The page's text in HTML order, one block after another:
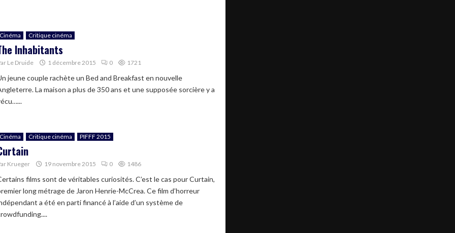
Cinéma Critique cinéma
Inhabitants
Le Druide 1 décembre 2015 0 1721
jeune couple rachète un Bed and Breakfast en nouvelle
La maison a plus de 350 ans et une supposée sorcière y a
Cinéma Critique cinéma PIFFF 2015
Krueger 19 novembre 2015 0 1486
films sont de véritables curiosités. C’est le cas pour Curtain,
long métrage de Jaron Henrie-McCrea. Ce film d’horreur
a été en parti financé à l’aide d’un système de